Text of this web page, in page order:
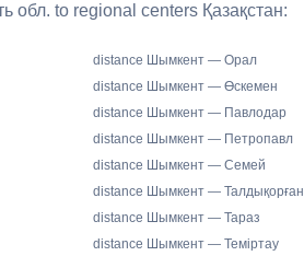
обл. to regional centers Қазақстан:
distance Шымкент — Орал
distance Шымкент — Өскемен
distance Шымкент — Павлодар
distance Шымкент — Петропавл
distance Шымкент — Семей
distance Шымкент — Талдықорған
distance Шымкент — Тараз
distance Шымкент — Теміртау